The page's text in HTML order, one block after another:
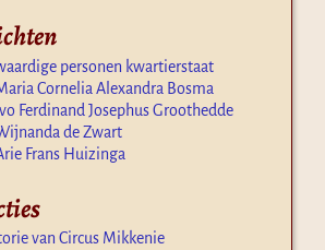
personen kwartierstaat
Cornelia Alexandra Bosma
Ferdinand Josephus Groothedde
de Zwart
Frans Huizinga
van Circus Mikkenie